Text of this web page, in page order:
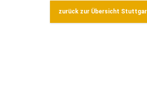
zurück zur Übersicht